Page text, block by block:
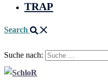
TRAP
Search
Suche nach: